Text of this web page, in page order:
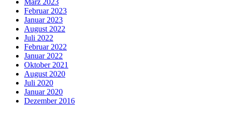
Februar 2023
Januar 2023
August 2022
Juli 2022
Februar 2022
Januar 2022
Oktober 2021
August 2020
Juli 2020
Januar 2020
Dezember 2016